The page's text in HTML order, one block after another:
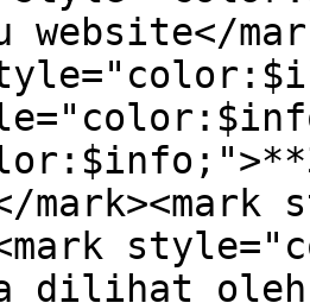
website</
dilihat oleh